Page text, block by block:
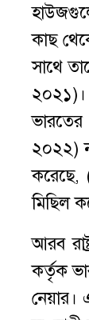
কাছ
সাথে
২০২১)।
ভারতের
২০২২)
করেছে,
মিছিল
আরব
কর্তৃক
নেয়ার।